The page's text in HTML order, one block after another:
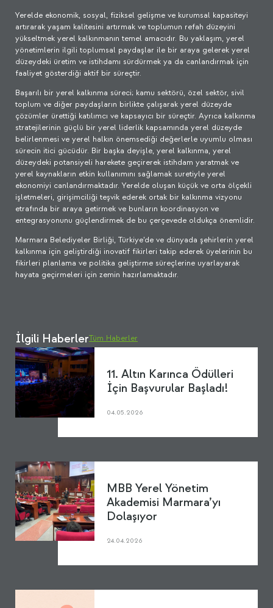
Yerelde ekonomik, sosyal, fiziksel gelişme ve kurumsal kapasiteyi
artırarak yaşam kalitesini artırmak ve toplumun refah düzeyini
yükseltmek yerel kalkınmanın temel amacıdır. Bu yaklaşım, yerel
yönetimlerin ilgili toplumsal paydaşlar ile bir araya gelerek yerel
düzeydeki üretim ve istihdamı sürdürmek ya da canlandırmak için
faaliyet gösterdiği aktif bir süreçtir.
Başarılı bir yerel kalkınma süreci; kamu sektörü, özel sektör, sivil
toplum ve diğer paydaşların birlikte çalışarak yerel düzeyde
çözümler ürettiği katılımcı ve kapsayıcı bir süreçtir. Ayrıca kalkınma
stratejilerinin güçlü bir yerel liderlik kapsamında yerel düzeyde
belirlenmesi ve yerel halkın önemsediği değerlerle uyumlu olması
sürecin itici gücüdür. Bir başka deyişle, yerel kalkınma, yerel
düzeydeki potansiyeli harekete geçirerek istihdam yaratmak ve
yerel kaynakların etkin kullanımını sağlamak suretiyle yerel
ekonomiyi canlandırmaktadır. Yerelde oluşan küçük ve orta ölçekli
işletmeleri, girişimciliği teşvik ederek ortak bir kalkınma vizyonu
etrafında bir araya getirmek ve bunların koordinasyon ve
entegrasyonunu güçlendirmek de bu çerçevede oldukça önemlidir.
Marmara Belediyeler Birliği, Türkiye’de ve dünyada şehirlerin yerel
kalkınma için geliştirdiği inovatif fikirleri takip ederek üyelerinin bu
fikirleri planlama ve politika geliştirme süreçlerine uyarlayarak
hayata geçirmeleri için zemin hazırlamaktadır.
İlgili HaberlerTüm Haberler
11. Altın Karınca Ödülleri
İçin Başvurular Başladı!
04.05.2026
MBB Yerel Yönetim
Akademisi Marmara’yı
Dolaşıyor
24.04.2026